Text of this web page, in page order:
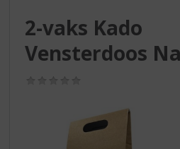
2-vaks Kado
Vensterdoos